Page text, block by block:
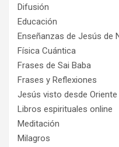
Difusión
Educación
Enseñanzas de Jesús de
Física Cuántica
Frases de Sai Baba
Frases y Reflexiones
Jesús visto desde Oriente
Libros espirituales online
Meditación
Milagros